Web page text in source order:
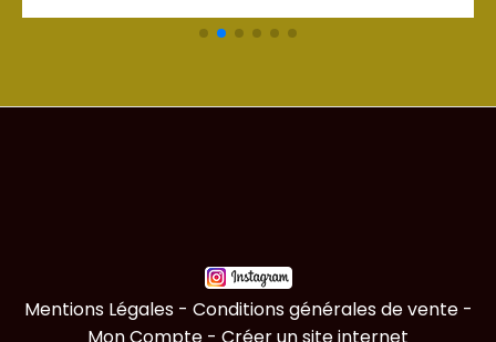
Mentions Légales
Conditions générales de vente